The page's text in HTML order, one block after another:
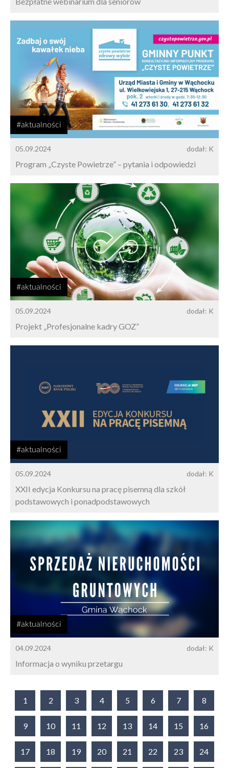
#aktualności
05.09.2024 dodał: K
Program „Czyste Powietrze” – pytania i odpowiedzi
#aktualności
05.09.2024 dodał: K
Projekt „Profesjonalne kadry GOZ”
#aktualności
05.09.2024 dodał: K
XXII edycja Konkursu na pracę pisemną dla szkół
podstawowych i ponadpodstawowych
#aktualności
04.09.2024 dodał: K
Informacja o wyniku przetargu
1 2 3 4 5 6 7 8
9 10 11 12 13 14 15 16
17 18 19 20 21 22 23 24